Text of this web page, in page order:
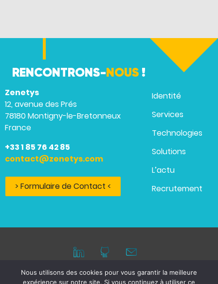
RENCONTRONS- NOUS !
Zenetys
12, avenue des Prés
78180 Montigny-le-Bretonneux
France
+33 1 85 76 42 85
contact@zenetys.com
> Formulaire de Contact <
Identité
Services
Technologies
Solutions
L’actu
Recrutement
Nous utilisons des cookies pour vous garantir la meilleure
expérience sur notre site. Si vous continuez à utiliser ce